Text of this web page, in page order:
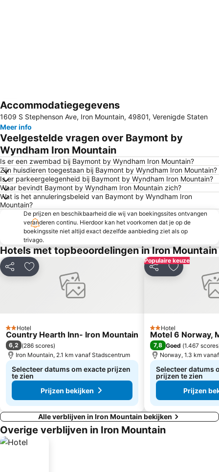
Kaart uitvouwen
Accommodatiegegevens
1609 S Stephenson Ave, Iron Mountain, 49801, Verenigde Staten
Meer info
Veelgestelde vragen over Baymont by
Wyndham Iron Mountain
Is er een zwembad bij Baymont by Wyndham Iron Mountain?
Zijn huisdieren toegestaan bij Baymont by Wyndham Iron Mountain?
Is er parkeergelegenheid bij Baymont by Wyndham Iron Mountain?
Waar bevindt Baymont by Wyndham Iron Mountain zich?
Wat is het annuleringsbeleid van Baymont by Wyndham Iron
Mountain?
De prijzen en beschikbaarheid die wij van boekingssites ontvangen
veranderen continu. Hierdoor kan het voorkomen dat je op de
boekingssite niet altijd exact dezelfde aanbieding ziet als op
trivago.
Hotels met topbeoordelingen in Iron Mountain
Delen Toevoegen aan favorieten
2 Sterren
Hotel
Country Hearth Inn- Iron Mountain
6,2 (286 scores)
Iron Mountain, 2.1 km vanaf Stadscentrum
Selecteer datums om exacte prijzen
te zien
Prijzen bekijken
Populaire keuze
Delen Toevoegen
2 Sterren
Hotel
Motel 6 Norway,
7,8 Goed (1.467 scores
Norway, 1.3 km
Selecteer datums
prijzen te zien
Prijzen
Alle verblijven in Iron Mountain bekijken
Overige verblijven in Iron Mountain